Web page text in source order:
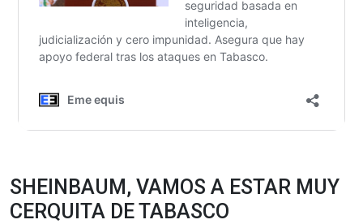
SHEINBAUM, VAMOS A ESTAR MUY
CERQUITA DE TABASCO